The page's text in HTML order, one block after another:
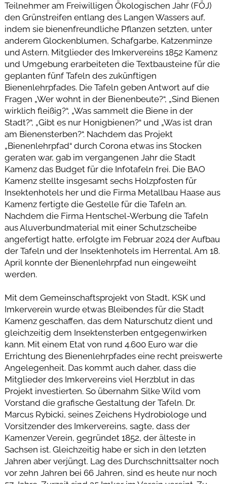
Teilnehmer am Freiwilligen Ökologischen Jahr (FÖJ)
den Grünstreifen entlang des Langen Wassers auf,
indem sie bienenfreundliche Pflanzen setzten, unter
anderem Glockenblumen, Schafgarbe, Katzenminze
und Astern. Mitglieder des Imkervereins 1852 Kamenz
und Umgebung erarbeiteten die Textbausteine für die
geplanten fünf Tafeln des zukünftigen
Bienenlehrpfades. Die Tafeln geben Antwort auf die
Fragen „Wer wohnt in der Bienenbeute?“, „Sind Bienen
wirklich fleißig?“, „Was sammelt die Biene in der
Stadt?“, „Gibt es nur Honigbienen?“ und „Was ist dran
am Bienensterben?“. Nachdem das Projekt
„Bienenlehrpfad“ durch Corona etwas ins Stocken
geraten war, gab im vergangenen Jahr die Stadt
Kamenz das Budget für die Infotafeln frei. Die BAO
Kamenz stellte insgesamt sechs Holzpfosten für
Insektenhotels her und die Firma Metallbau Haase aus
Kamenz fertigte die Gestelle für die Tafeln an.
Nachdem die Firma Hentschel-Werbung die Tafeln
aus Aluverbundmaterial mit einer Schutzscheibe
angefertigt hatte, erfolgte im Februar 2024 der Aufbau
der Tafeln und der Insektenhotels im Herrental. Am 18.
April konnte der Bienenlehrpfad nun eingeweiht
werden.
Mit dem Gemeinschaftsprojekt von Stadt, KSK und
Imkerverein wurde etwas Bleibendes für die Stadt
Kamenz geschaffen, das dem Naturschutz dient und
gleichzeitig dem Insektensterben entgegenwirken
kann. Mit einem Etat von rund 4.600 Euro war die
Errichtung des Bienenlehrpfades eine recht preiswerte
Angelegenheit. Das kommt auch daher, dass die
Mitglieder des Imkervereins viel Herzblut in das
Projekt investierten. So übernahm Silke Wild vom
Vorstand die grafische Gestaltung der Tafeln. Dr.
Marcus Rybicki, seines Zeichens Hydrobiologe und
Vorsitzender des Imkervereins, sagte, dass der
Kamenzer Verein, gegründet 1852, der älteste in
Sachsen ist. Gleichzeitig habe er sich in den letzten
Jahren aber verjüngt. Lag des Durchschnittsalter noch
vor zehn Jahren bei 66 Jahren, sind es heute nur noch